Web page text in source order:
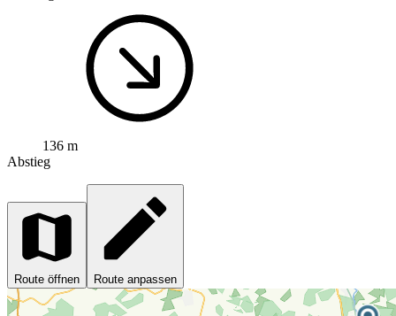
136 m
Abstieg
Route öffnen Route anpassen